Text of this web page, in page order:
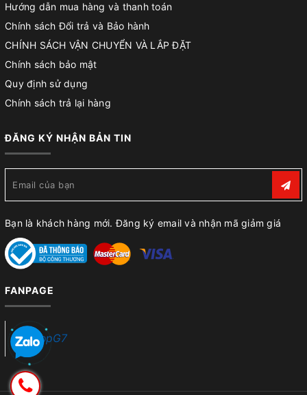
Hướng dẫn mua hàng và thanh toán
Chính sách Đổi trả và Bảo hành
CHÍNH SÁCH VẬN CHUYỂN VÀ LẮP ĐẶT
Chính sách bảo mật
Quy định sử dụng
Chính sách trả lại hàng
ĐĂNG KÝ NHẬN BẢN TIN
Bạn là khách hàng mới. Đăng ký email và nhận mã giảm giá
FANPAGE
ShopG7